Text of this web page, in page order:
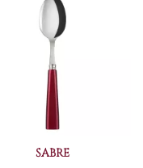
SABRE